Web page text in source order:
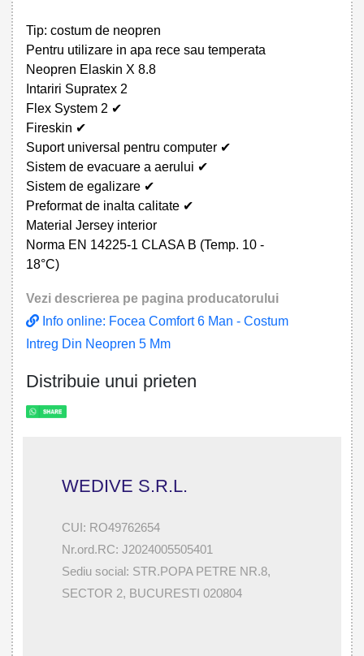
Tip: costum de neopren
Pentru utilizare in apa rece sau temperata
Neopren Elaskin X 8.8
Intariri Supratex 2
Flex System 2 ✔
Fireskin ✔
Suport universal pentru computer ✔
Sistem de evacuare a aerului ✔
Sistem de egalizare ✔
Preformat de inalta calitate ✔
Material Jersey interior
Norma EN 14225-1 CLASA B (Temp. 10 -
18°C)
Vezi descrierea pe pagina producatorului
Info online: Focea Comfort 6 Man - Costum
Intreg Din Neopren 5 Mm
Distribuie unui prieten
WEDIVE S.R.L.
CUI: RO49762654
Nr.ord.RC: J2024005505401
Sediu social: STR.POPA PETRE NR.8,
SECTOR 2, BUCURESTI 020804